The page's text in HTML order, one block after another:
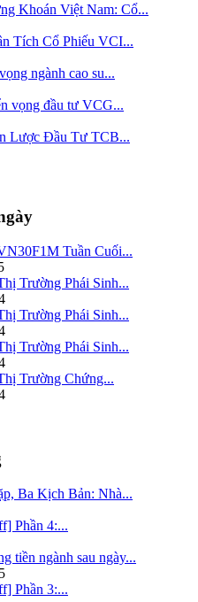
Khoán Việt Nam: Cổ...
Tích Cổ Phiếu VCI...
ngành cao su...
vọng đầu tư VCG...
Lược Đầu Tư TCB...
Tuần Cuối...
Trường Phái Sinh...
Trường Phái Sinh...
Trường Phái Sinh...
Trường Chứng...
Ba Kịch Bản: Nhà...
Phần 4:...
tiền ngành sau ngày...
Phần 3:...